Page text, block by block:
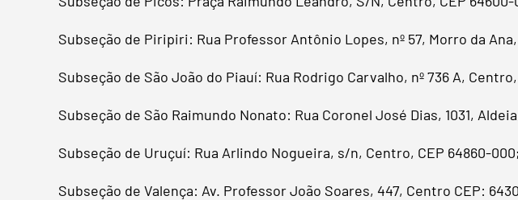
Subseção de Piripiri: Rua Professor Antônio Lopes, nº 57, Morro da
Subseção de São João do Piauí: Rua Rodrigo Carvalho, nº 736 A,
Subseção de São Raimundo Nonato: Rua Coronel José Dias, 1031,
Subseção de Uruçuí: Rua Arlindo Nogueira, s/n, Centro, CEP 64860-000;
Subseção de Valença: Av. Professor João Soares, 447, Centro CEP: